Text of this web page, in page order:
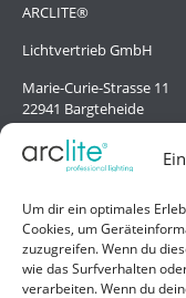
Um dir ein optimales
Cookies, um
zuzugreifen. Wenn du
wie das Surfverhalten
verarbeiten. Wenn du
ARCLITE®
Lichtvertrieb GmbH
Marie-Curie-Strasse 11
22941 Bargteheide
Deutschland/Germany
Hilfe
Liefer- und
Kontakt